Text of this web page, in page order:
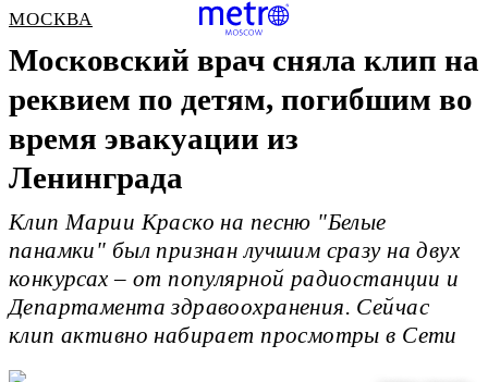
МОСКВА
Московский врач сняла клип на
реквием по детям, погибшим во
время эвакуации из
Ленинграда
Клип Марии Краско на песню "Белые
панамки" был признан лучшим сразу на двух
конкурсах – от популярной радиостанции и
Департамента здравоохранения. Сейчас
клип активно набирает просмотры в Сети